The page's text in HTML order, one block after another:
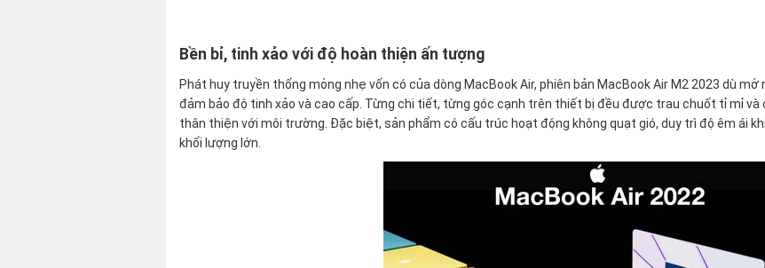
Bền bỉ, tinh xảo với độ hoàn thiện ấn tượng
Phát huy truyền thống mỏng nhẹ vốn có của dòng MacBook Air, phiên bản MacBook Air M2 2023 dù
đảm bảo độ tinh xảo và cao cấp. Từng chi tiết, từng góc cạnh trên thiết bị đều được trau chuốt tỉ mỉ
thân thiện với môi trường. Đặc biệt, sản phẩm có cấu trúc hoạt động không quạt gió, duy trì độ êm ái
khối lượng lớn.